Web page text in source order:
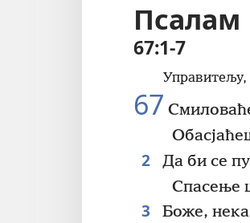
Псалам
67:1-7
67
2 Да би се
Спасење
3 Боже,